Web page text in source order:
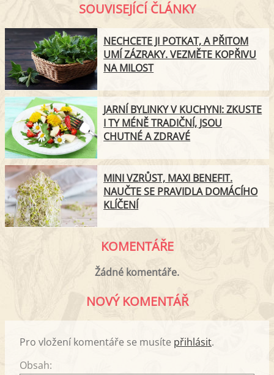
SOUVISEJÍCÍ ČLÁNKY
NECHCETE JI POTKAT, A PŘITOM
UMÍ ZÁZRAKY. VEZMĚTE KOPŘIVU
NA MILOST
JARNÍ BYLINKY V KUCHYNI: ZKUSTE
I TY MÉNĚ TRADIČNÍ, JSOU
CHUTNÉ A ZDRAVÉ
MINI VZRŮST, MAXI BENEFIT.
NAUČTE SE PRAVIDLA DOMÁCÍHO
KLÍČENÍ
KOMENTÁŘE
Žádné komentáře.
NOVÝ KOMENTÁŘ
Pro vložení komentáře se musíte přihlásit.
Obsah: